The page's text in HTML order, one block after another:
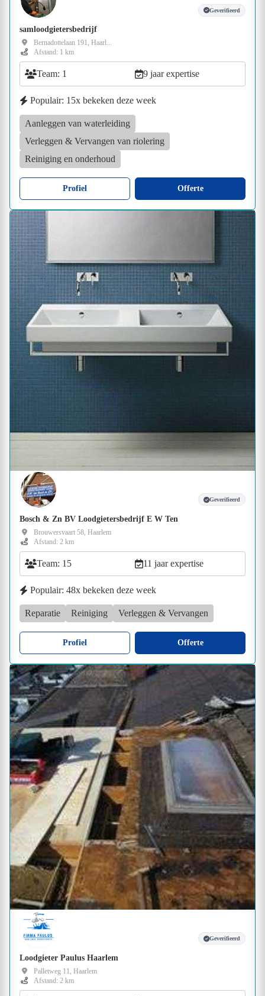
Geverifieerd
samloodgietersbedrijf
Bernadottelaan 191, Haarl...
Afstand: 1 km
Team: 1 9 jaar expertise
Populair: 15x bekeken deze week
Aanleggen van waterleiding
Verleggen & Vervangen van riolering
Reiniging en onderhoud
Profiel Offerte
Geverifieerd
Bosch & Zn BV Loodgietersbedrijf E W Ten
Brouwersvaart 58, Haarlem
Afstand: 2 km
Team: 15 11 jaar expertise
Populair: 48x bekeken deze week
Reparatie Reiniging Verleggen & Vervangen
Profiel Offerte
Geverifieerd
Loodgieter Paulus Haarlem
Palletweg 11, Haarlem
Afstand: 2 km